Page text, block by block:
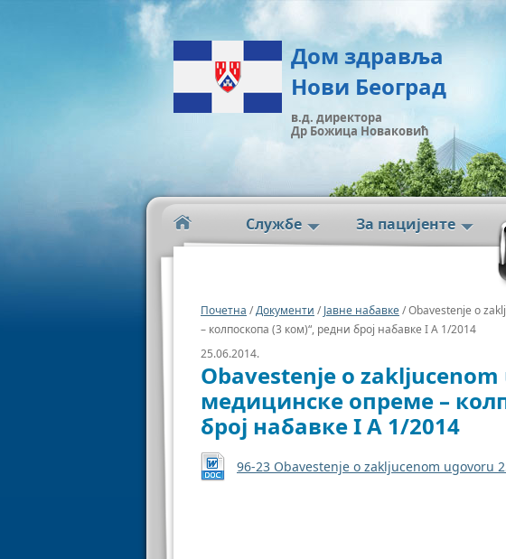
Дом здравља
Нови Београд
в.д. директора
Др Божица Новаковић
Службе За пацијенте
Почетна /Документи /Јавне набавке/ Obavestenje o
– колпоскопа (3 ком)“, редни број набавке I А 1/2014
25.06.2014.
Obavestenje o
медицинске опреме –
број набавке I А 1/2014
96-23 Оbavestenje o zakljucenom ugovoru